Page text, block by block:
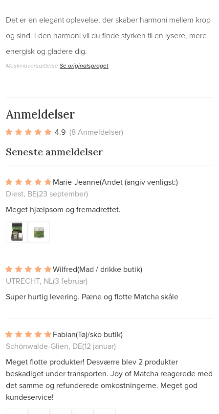
Det er en elegant oplevelse, der skaber harmoni mellem krop
og sind. I den harmoni vil du finde styrken til en lysere, mere
energisk og gladere dig.
Maskinoversættelse Se originalsproget
Anmeldelser
4.9 (8 Anmeldelser)
Seneste anmeldelser
Marie-Jeanne(Andet (angiv venligst:)
Diest, BE(23 september)
Meget hjælpsom og fremadrettet.
Wilfred(Mad / drikke butik)
UTRECHT, NL(3 februar)
Super hurtig levering. Pæne og flotte Matcha skåle
Fabian(Tøj/sko butik)
Schönwalde-Glien, DE(12 januar)
Meget flotte produkter! Desværre blev 2 produkter
beskadiget under transporten. Joy of Matcha reagerede med
det samme og refunderede omkostningerne. Meget god
kundeservice!